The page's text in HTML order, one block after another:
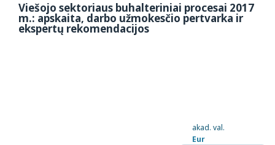
Viešojo sektoriaus buhalteriniai procesai 2017
m.: apskaita, darbo užmokesčio pertvarka ir
ekspertų rekomendacijos
akad. val.
Eur